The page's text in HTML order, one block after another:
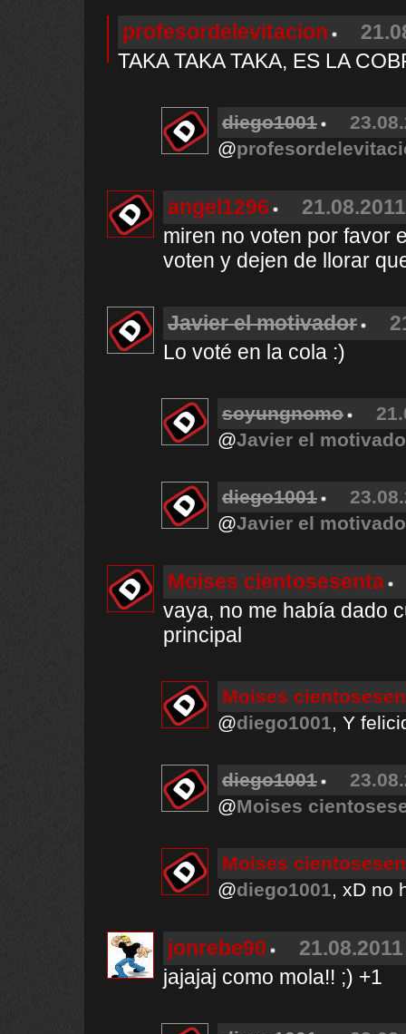
profesordelevitacion
TAKA TAKA TAKA, ES LA
diego1001
@
angel1296
miren no voten por favor
voten y dejen de llorar
Javier el motivador
Lo voté en la cola :)
soyungnomo
@Javier el
diego1001
@Javier el
Moises cientosesenta
vaya, no me había dado
principal
Moises
@diego1001, Y
diego1001
@Moises
Moises
@diego1001, xD no
jonrebe90
jajajaj como mola!! ;) +1